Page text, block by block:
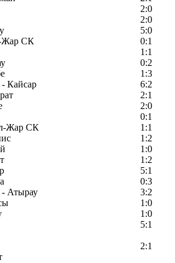
2:0
2:0
5:0
Жар СК
0:1
1:1
0:2
1:3
Кайсар
6:2
2:1
2:0
0:1
Жар СК
1:1
1:2
1:0
1:2
5:1
0:3
Атырау
3:2
1:0
1:0
5:1
2:1